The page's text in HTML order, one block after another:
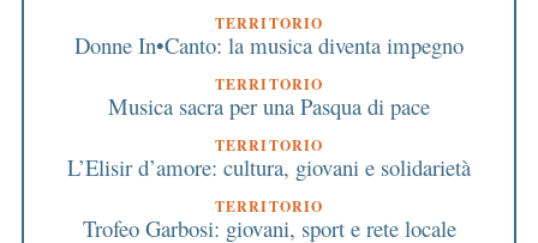
TERRITORIO
Donne In•Canto: la musica diventa impegno
TERRITORIO
Musica sacra per una Pasqua di pace
TERRITORIO
L’Elisir d’amore: cultura, giovani e solidarietà
TERRITORIO
Trofeo Garbosi: giovani, sport e rete locale